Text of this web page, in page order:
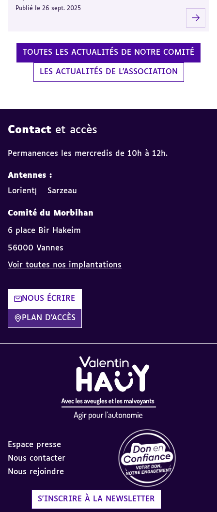
Publié le 26 sept. 2025
TOUTES LES ACTUALITÉS DE NOTRE COMITÉ
LES ACTUALITÉS DE L'ASSOCIATION
Contact et accès
Permanences les mercredis de 10h à 12h.
Antennes :
Lorient
Sarzeau
Comité du Morbihan
6 place Bir Hakeim
56000 Vannes
Voir toutes nos implantations
NOUS ÉCRIRE
PLAN D'ACCÈS
Espace presse
Nous contacter
Nous rejoindre
S'INSCRIRE À LA NEWSLETTER